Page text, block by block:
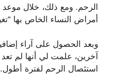
الرحم. ومع ذلك، خلال
أمراض النساء الخاص بها
وبعد الحصول على آراء
آخرين، علمت لي أنها لم
استئصال الرحم لفترة